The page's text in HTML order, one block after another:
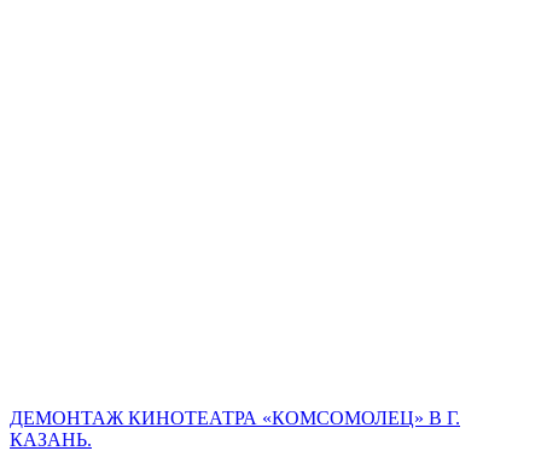
ДЕМОНТАЖ КИНОТЕАТРА «КОМСОМОЛЕЦ» В Г.
КАЗАНЬ.